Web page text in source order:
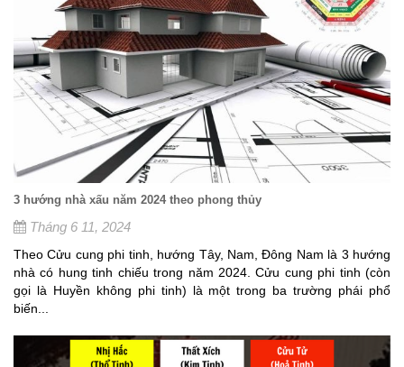
3 hướng nhà xấu năm 2024 theo phong thủy
Tháng 6 11, 2024
Theo Cửu cung phi tinh, hướng Tây, Nam, Đông Nam là 3 hướng
nhà có hung tinh chiếu trong năm 2024. Cửu cung phi tinh (còn
gọi là Huyền không phi tinh) là một trong ba trường phái phổ
biến...